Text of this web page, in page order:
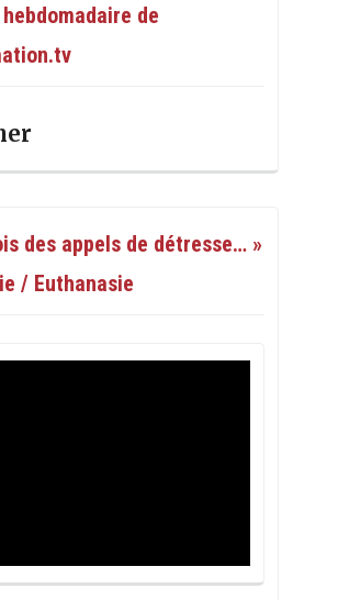
de
des appels de détresse… »
/ Euthanasie